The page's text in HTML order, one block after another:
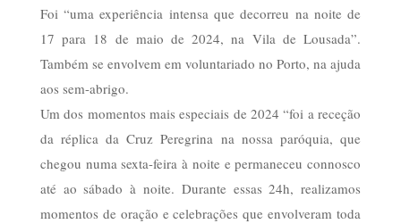
Foi “uma experiência intensa que decorreu na noite de
17 para 18 de maio de 2024, na Vila de Lousada”.
Também se envolvem em voluntariado no Porto, na ajuda
aos sem-abrigo.
Um dos momentos mais especiais de 2024 “foi a receção
da réplica da Cruz Peregrina na nossa paróquia, que
chegou numa sexta-feira à noite e permaneceu connosco
até ao sábado à noite. Durante essas 24h, realizamos
momentos de oração e celebrações que envolveram toda